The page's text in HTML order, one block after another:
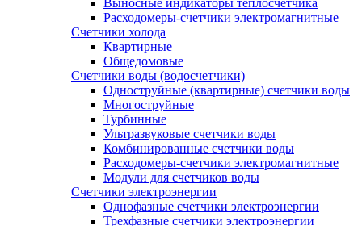
Выносные индикаторы теплосчетчика
Расходомеры-счетчики электромагнитные
Счетчики холода
Квартирные
Общедомовые
Счетчики воды (водосчетчики)
Одноструйные (квартирные) счетчики воды
Многоструйные
Турбинные
Ультразвуковые счетчики воды
Комбинированные счетчики воды
Расходомеры-счетчики электромагнитные
Модули для счетчиков воды
Счетчики электроэнергии
Однофазные счетчики электроэнергии
Трехфазные счетчики электроэнергии